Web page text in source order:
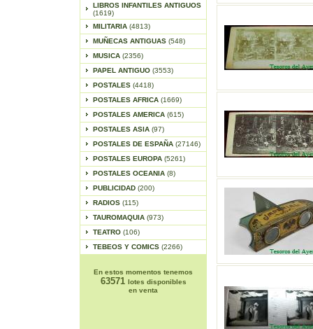
LIBROS INFANTILES ANTIGUOS
(1619)
MILITARIA (4813)
MUÑECAS ANTIGUAS (548)
MUSICA (2356)
PAPEL ANTIGUO (3553)
POSTALES (4418)
POSTALES AFRICA (1669)
POSTALES AMERICA (615)
POSTALES ASIA (97)
POSTALES DE ESPAÑA (27146)
POSTALES EUROPA (5261)
POSTALES OCEANIA (8)
PUBLICIDAD (200)
RADIOS (115)
TAUROMAQUIA (973)
TEATRO (106)
TEBEOS Y COMICS (2266)
En estos momentos tenemos
63571 lotes disponibles
en venta